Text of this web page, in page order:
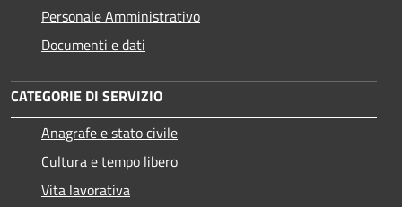
Personale Amministrativo
Documenti e dati
CATEGORIE DI SERVIZIO
Anagrafe e stato civile
Cultura e tempo libero
Vita lavorativa